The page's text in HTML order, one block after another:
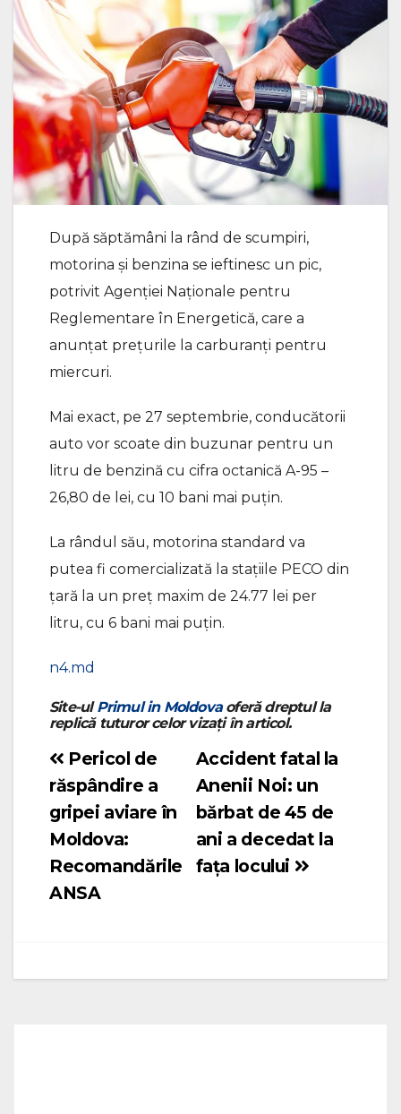
După săptămâni la rând de scumpiri,
motorina și benzina se ieftinesc un pic,
potrivit Agenției Naționale pentru
Reglementare în Energetică, care a
anunțat prețurile la carburanți pentru
miercuri.
Mai exact, pe 27 septembrie, conducătorii
auto vor scoate din buzunar pentru un
litru de benzină cu cifra octanică A-95 –
26,80 de lei, cu 10 bani mai puțin.
La rândul său, motorina standard va
putea fi comercializată la stațiile PECO din
țară la un preț maxim de 24.77 lei per
litru, cu 6 bani mai puțin.
n4.md
Site-ulPrimul in Moldovaoferă dreptul la
replică tuturor celor vizați în articol.
Navigare
în
articole
Accident fatal la
Anenii Noi: un
bărbat de 45 de
ani a decedat la
fața locului
Pericol de
răspândire a
gripei aviare în
Moldova:
Recomandările
ANSA